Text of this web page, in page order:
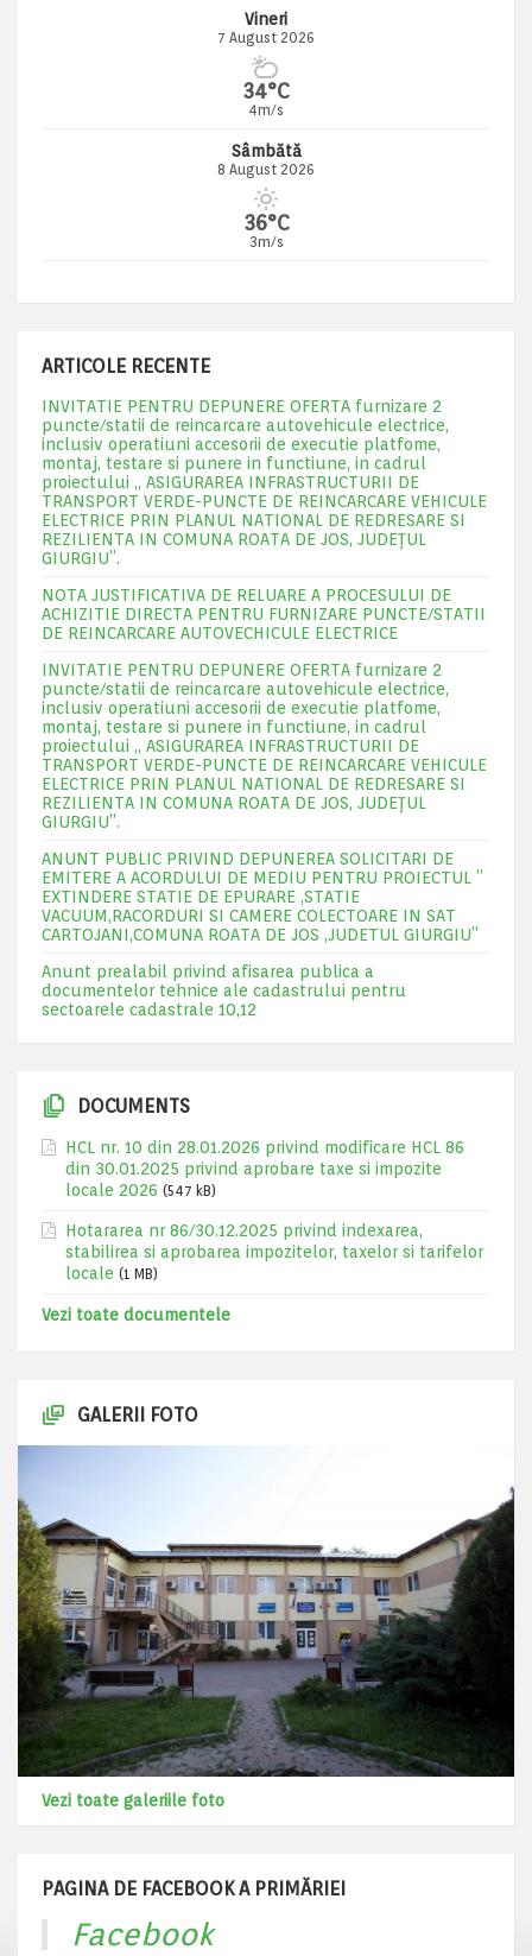
Vineri
7 August 2026
34°C
4m/s
Sâmbătă
8 August 2026
36°C
3m/s
ARTICOLE RECENTE
INVITATIE PENTRU DEPUNERE OFERTA furnizare 2
puncte/statii de reincarcare autovehicule electrice,
inclusiv operatiuni accesorii de executie platfome,
montaj, testare si punere in functiune, in cadrul
proiectului „ ASIGURAREA INFRASTRUCTURII DE
TRANSPORT VERDE-PUNCTE DE REINCARCARE VEHICULE
ELECTRICE PRIN PLANUL NATIONAL DE REDRESARE SI
REZILIENTA IN COMUNA ROATA DE JOS, JUDEŢUL
GIURGIU”.
NOTA JUSTIFICATIVA DE RELUARE A PROCESULUI DE
ACHIZITIE DIRECTA PENTRU FURNIZARE PUNCTE/STATII
DE REINCARCARE AUTOVECHICULE ELECTRICE
INVITATIE PENTRU DEPUNERE OFERTA furnizare 2
puncte/statii de reincarcare autovehicule electrice,
inclusiv operatiuni accesorii de executie platfome,
montaj, testare si punere in functiune, in cadrul
proiectului „ ASIGURAREA INFRASTRUCTURII DE
TRANSPORT VERDE-PUNCTE DE REINCARCARE VEHICULE
ELECTRICE PRIN PLANUL NATIONAL DE REDRESARE SI
REZILIENTA IN COMUNA ROATA DE JOS, JUDEŢUL
GIURGIU”.
ANUNT PUBLIC PRIVIND DEPUNEREA SOLICITARI DE
EMITERE A ACORDULUI DE MEDIU PENTRU PROIECTUL ”
EXTINDERE STATIE DE EPURARE ,STATIE
VACUUM,RACORDURI SI CAMERE COLECTOARE IN SAT
CARTOJANI,COMUNA ROATA DE JOS ,JUDETUL GIURGIU”
Anunt prealabil privind afisarea publica a
documentelor tehnice ale cadastrului pentru
sectoarele cadastrale 10,12
DOCUMENTS
HCL nr. 10 din 28.01.2026 privind modificare HCL 86
din 30.01.2025 privind aprobare taxe si impozite
locale 2026 (547 kB)
Hotararea nr 86/30.12.2025 privind indexarea,
stabilirea si aprobarea impozitelor, taxelor si tarifelor
locale (1 MB)
Vezi toate documentele
GALERII FOTO
Vezi toate galeriile foto
PAGINA DE FACEBOOK A PRIMĂRIEI
Facebook